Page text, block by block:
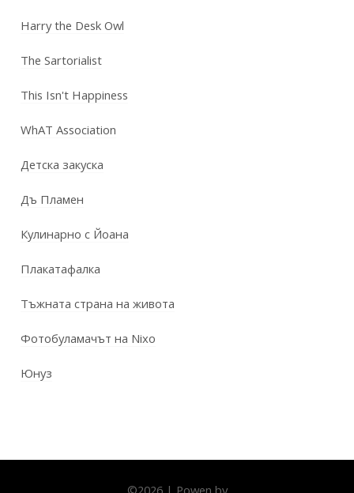
Harry the Desk Owl
The Sartorialist
This Isn't Happiness
WhAT Association
Детска закуска
Дъ Пламен
Кулинарно с Йоана
Плакатафалка
Тъжната страна на живота
Фотобуламачът на Nixo
Юнуз
©2026 | Powen by